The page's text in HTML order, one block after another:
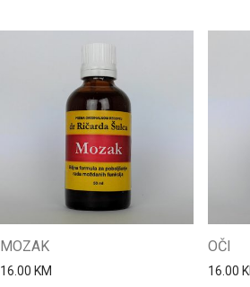
MOZAK
16.00 KM
OČI
16.00